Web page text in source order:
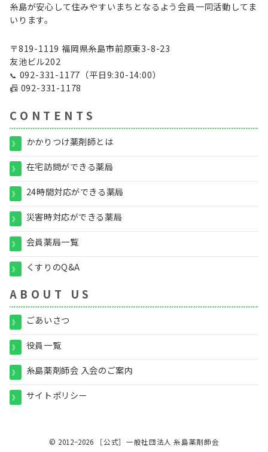
糸島が安心して住みやすいまちとなるよう会員一同活動してま
いります。
〒819-1119 福岡県糸島市前原東3-8-23
友池ビル202
📞 092-331-1177 （平日9:30-14:00）
📠 092-331-1178
C O N T E N T S
》 かかりつけ薬剤師とは
》 在宅訪問ができる薬局
》 24時間対応ができる薬局
》 災害時対応ができる薬局
》 会員薬局一覧
》 くすりのQ&A
A B O U T U S
》 ごあいさつ
》 役員一覧
》 糸島薬剤師会 入会のご案内
》 サイトポリシー
© 2012−2026 ［公式］一般社団法人 糸島薬剤師会